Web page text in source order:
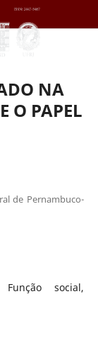
NA
O PAPEL
de Pernambuco-
social,